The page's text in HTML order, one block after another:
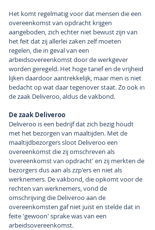
Het komt regelmatig voor dat mensen die een
overeenkomst van opdracht krijgen
aangeboden, zich echter niet bewust zijn van
het feit dat zij allerlei zaken zelf moeten
regelen, die in geval van een
arbeidsovereenkomst door de werkgever
worden geregeld. Het hoge tarief en de vrijheid
lijken daardoor aantrekkelijk, maar men is niet
bedacht op wat daar tegenover staat. Zo ook in
de zaak Deliveroo, aldus de vakbond.
De zaak Deliveroo
Deliveroo is een bedrijf dat zich bezig houdt
met het bezorgen van maaltijden. Met de
maaltijdbezorgers sloot Deliveroo een
overeenkomst die zij omschreven als
'overeenkomst van opdracht' en zij merkten de
bezorgers dus aan als zzp'ers en niet als
werknemers. De vakbond, die opkomt voor de
rechten van werknemers, vond de
omschrijving die Deliveroo aan de
overeenkomsten gaf niet juist en stelde dat in
feite 'gewoon' sprake was van een
arbeidsovereenkomst.